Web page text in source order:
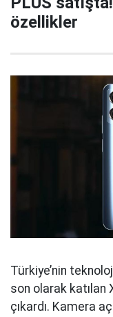
özellikler
Türkiye’nin
son olarak katılan
çıkardı. Kamera